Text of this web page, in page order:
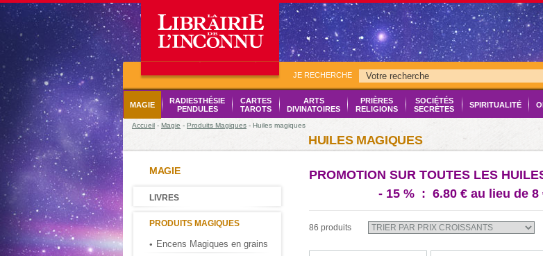
JE RECHERCHE
MAGIE
RADIESTHÉSIE
PENDULES
CARTES
TAROTS
ARTS
DIVINATOIRES
PRIÈRES
RELIGIONS
SOCIÉTÉS
SECRÈTES
SPIRITUALITÉ
Accueil - Magie - Produits Magiques - Huiles magiques
HUILES MAGIQUES
MAGIE
LIVRES
PRODUITS MAGIQUES
Encens Magiques en grains
PROMOTION SUR TOUTES LES
- 15 % : 6.80 € au lieu de 8
86 produits